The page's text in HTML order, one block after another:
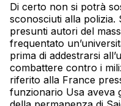
Di certo non si potrà
sconosciuti alla polizia.
presunti autori del
frequentato
prima di addestrarsi
combattere contro i
riferito alla France
funzionario Usa aveva